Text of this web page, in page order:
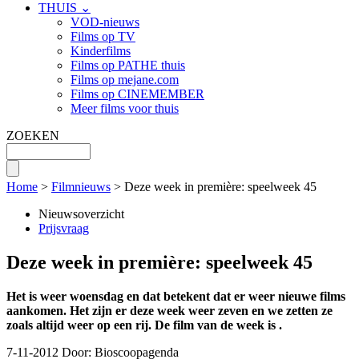
THUIS ⌄
VOD-nieuws
Films op TV
Kinderfilms
Films op PATHE thuis
Films op mejane.com
Films op CINEMEMBER
Meer films voor thuis
ZOEKEN
Home > Filmnieuws > Deze week in première: speelweek 45
Nieuwsoverzicht
Prijsvraag
Deze week in première: speelweek 45
Het is weer woensdag en dat betekent dat er weer nieuwe films
aankomen. Het zijn er deze week weer zeven en we zetten ze
zoals altijd weer op een rij. De film van de week is .
7-11-2012 Door: Bioscoopagenda